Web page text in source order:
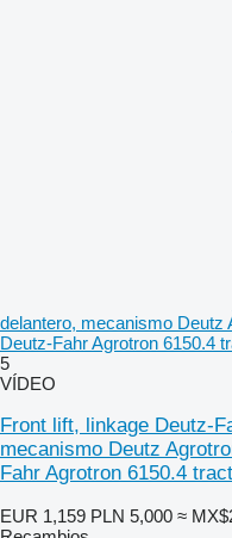
delantero, mecanismo Deutz
Deutz-Fahr Agrotron 6150.4
5
VÍDEO
Front lift, linkage Deutz-
mecanismo Deutz
Fahr Agrotron 6150.4
EUR 1,159 PLN 5,000 ≈